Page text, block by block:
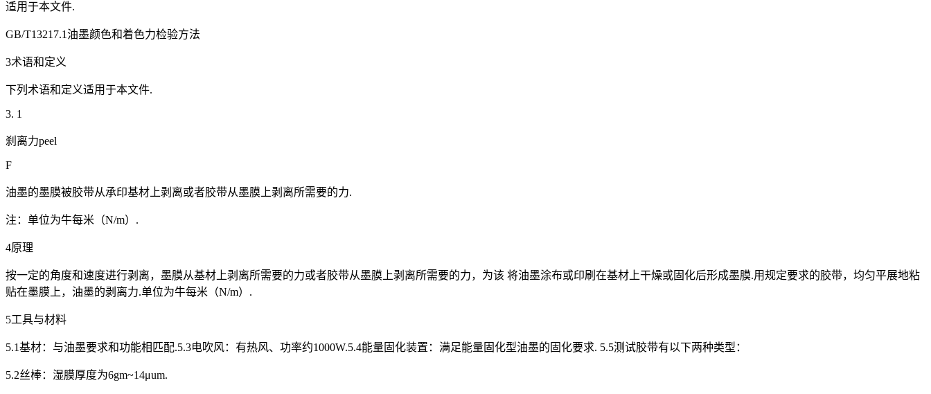
适用于本文件.
GB/T13217.1油墨颜色和着色力检验方法
3术语和定义
下列术语和定义适用于本文件.
3. 1
刹离力peel
F
油墨的墨膜被胶带从承印基材上剥离或者胶带从墨膜上剥离所需要的力.
注：单位为牛每米（N/m）.
4原理
按一定的角度和速度进行剥离，墨膜从基材上剥离所需要的力或者胶带从墨膜上剥离所需要的力，为该 将油墨涂布或印刷在基材上干燥或固化后形成墨膜.用规定要求的胶带，均匀平展地粘
贴在墨膜上，油墨的剥离力.单位为牛每米（N/m）.
5工具与材料
5.1基材：与油墨要求和功能相匹配.5.3电吹风：有热风、功率约1000W.5.4能量固化装置：满足能量固化型油墨的固化要求. 5.5测试胶带有以下两种类型：
5.2丝棒：湿膜厚度为6gm~14μum.